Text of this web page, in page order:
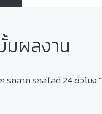
มผลงาน
รถลาก รถสไลด์ 24 ชั่วโมง "